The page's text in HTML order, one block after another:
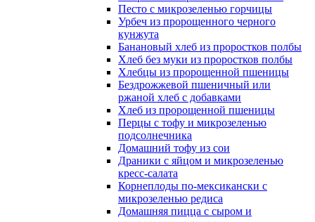
Песто с микрозеленью горчицы
Урбеч из пророщенного черного
кунжута
Банановый хлеб из проростков полбы
Хлеб без муки из проростков полбы
Хлебцы из пророщенной пшеницы
Бездрожжевой пшеничный или
ржаной хлеб с добавками
Хлеб из пророщенной пшеницы
Перцы с тофу и микрозеленью
подсолнечника
Домашний тофу из сои
Драники с яйцом и микрозеленью
кресс-салата
Корнеплоды по-мексикански с
микрозеленью редиса
Домашняя пицца с сыром и